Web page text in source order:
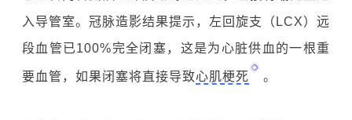
入导管室。冠脉造影结果提示，左回旋支（LCX）远
段血管已100%完全闭塞，这是为心脏供血的一根重
要血管，如果闭塞将直接导致心肌梗死 。